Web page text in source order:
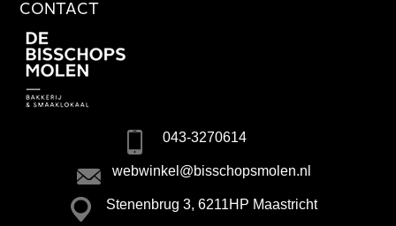
CONTACT
043-3270614
webwinkel@bisschopsmolen.nl
Stenenbrug 3, 6211HP Maastricht